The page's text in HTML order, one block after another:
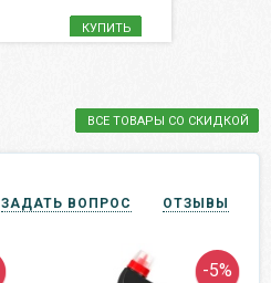
КУПИТЬ
ВСЕ ТОВАРЫ СО СКИДКОЙ
ЗАДАТЬ ВОПРОС ОТЗЫВЫ
-5%